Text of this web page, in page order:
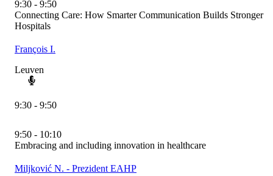
9:30 - 9:50
Connecting Care: How Smarter Communication Builds Stronger
Hospitals
François I.
Leuven
9:30 - 9:50
9:50 - 10:10
Embracing and including innovation in healthcare
Miljković N. - Prezident EAHP